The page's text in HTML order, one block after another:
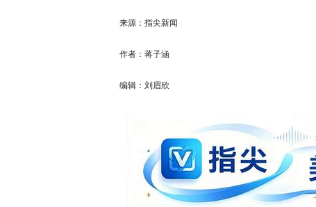
来源：指尖新闻
作者：蒋子涵
编辑：刘眉欣